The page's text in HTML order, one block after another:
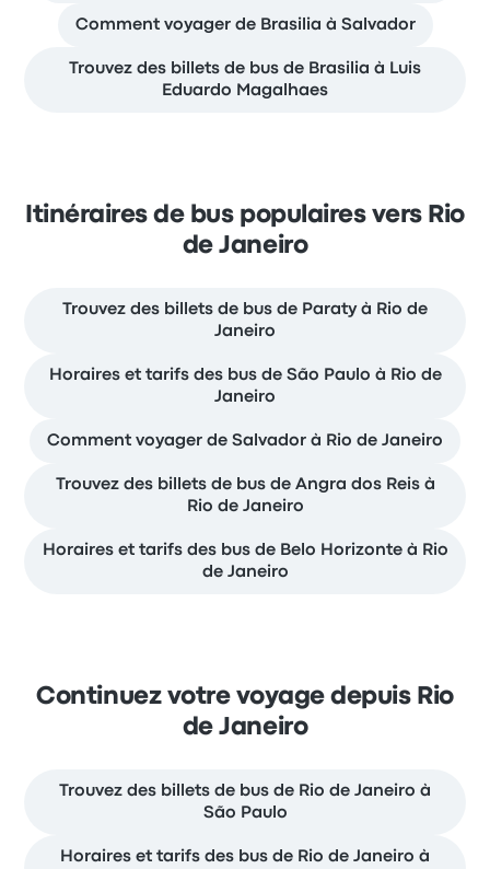
Comment voyager de Brasilia à Salvador
Trouvez des billets de bus de Brasilia à Luis
Eduardo Magalhaes
Itinéraires de bus populaires vers Rio
de Janeiro
Trouvez des billets de bus de Paraty à Rio de
Janeiro
Horaires et tarifs des bus de São Paulo à Rio de
Janeiro
Comment voyager de Salvador à Rio de Janeiro
Trouvez des billets de bus de Angra dos Reis à
Rio de Janeiro
Horaires et tarifs des bus de Belo Horizonte à Rio
de Janeiro
Continuez votre voyage depuis Rio
de Janeiro
Trouvez des billets de bus de Rio de Janeiro à
São Paulo
Horaires et tarifs des bus de Rio de Janeiro à